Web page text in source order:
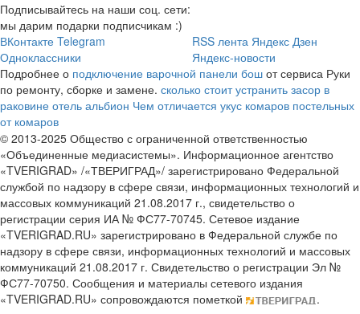
Подписывайтесь на наши соц. сети:
мы дарим подарки подписчикам :)
ВКонтакте Telegram
Одноклассники
RSS лента Яндекс Дзен
Яндекс-новости
Подробнее о подключение варочной панели бош от сервиса Руки
по ремонту, сборке и замене. сколько стоит устранить засор в
раковине отель альбион Чем отличается укус комаров постельных
от комаров
© 2013-2025 Общество с ограниченной ответственностью
«Объединенные медиасистемы». Информационное агентство
«TVERIGRAD» /«ТВЕРИГРАД»/ зарегистрировано Федеральной
службой по надзору в сфере связи, информационных технологий и
массовых коммуникаций 21.08.2017 г., свидетельство о
регистрации серия ИА № ФС77-70745. Сетевое издание
«TVERIGRAD.RU» зарегистрировано в Федеральной службе по
надзору в сфере связи, информационных технологий и массовых
коммуникаций 21.08.2017 г. Свидетельство о регистрации Эл №
ФС77-70750. Сообщения и материалы сетевого издания
«TVERIGRAD.RU» сопровождаются пометкой
.